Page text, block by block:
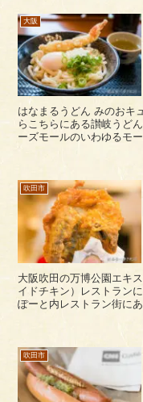
大阪
はなまるうどん みのおキ
らこちらにある讃岐うど
ーズモールのいわゆるモ
吹田市
大阪吹田の万博公園エキ
イドチキン）レストラン
ぽーと内レストラン街に
吹田市